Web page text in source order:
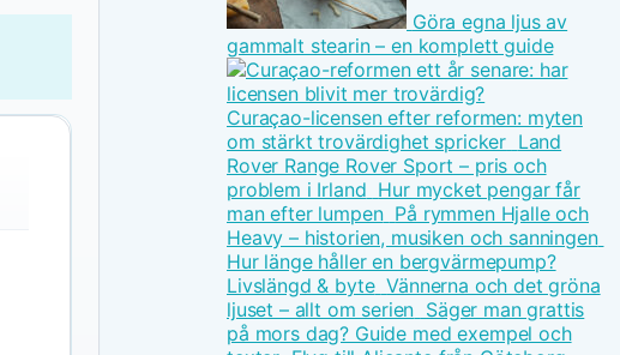
Göra egna ljus av
gammalt stearin – en komplett guide
Curaçao-licensen efter reformen: myten
om stärkt trovärdighet spricker Land
Rover Range Rover Sport – pris och
problem i Irland Hur mycket pengar får
man efter lumpen På rymmen Hjalle och
Heavy – historien, musiken och sanningen
Hur länge håller en bergvärmepump?
Livslängd & byte Vännerna och det gröna
ljuset – allt om serien Säger man grattis
på mors dag? Guide med exempel och